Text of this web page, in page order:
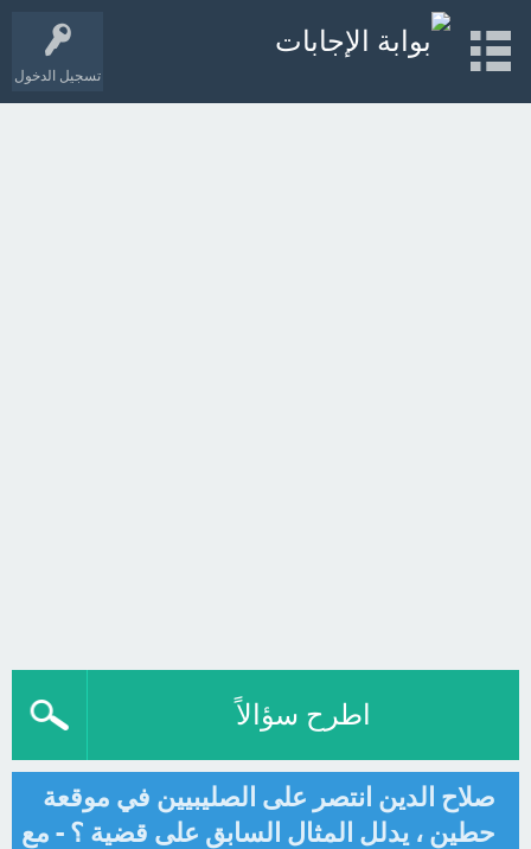
تسجيل الدخول
اطرح سؤالاً
صلاح الدين انتصر على الصليبيين في موقعة
حطين ، يدلل المثال السابق على قضية ؟ - مع